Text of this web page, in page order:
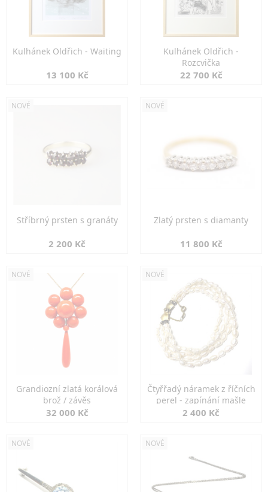
Kulhánek Oldřich - Waiting
13 100 Kč
Kulhánek Oldřich -
Rozcvička
22 700 Kč
NOVÉ
Stříbrný prsten s granáty
2 200 Kč
NOVÉ
Zlatý prsten s diamanty
11 800 Kč
NOVÉ
Grandiozní zlatá korálová
brož / závěs
32 000 Kč
NOVÉ
Čtyřřadý náramek z říčních
perel - zapínání mašle
2 400 Kč
NOVÉ NOVÉ